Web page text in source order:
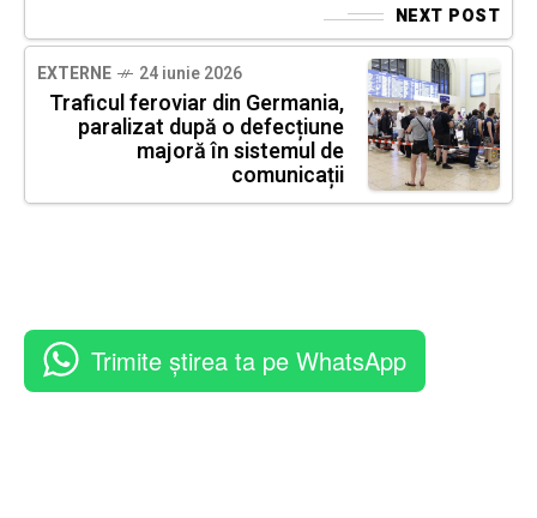
NEXT POST
EXTERNE 24 iunie 2026
Traficul feroviar din Germania,
paralizat după o defecțiune
majoră în sistemul de
comunicații
Trimite știrea ta pe WhatsApp